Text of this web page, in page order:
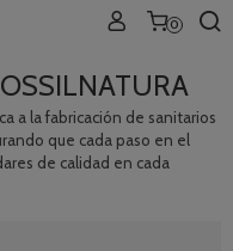
0
a la fabricación de sanitarios
que cada paso en el
de calidad en cada